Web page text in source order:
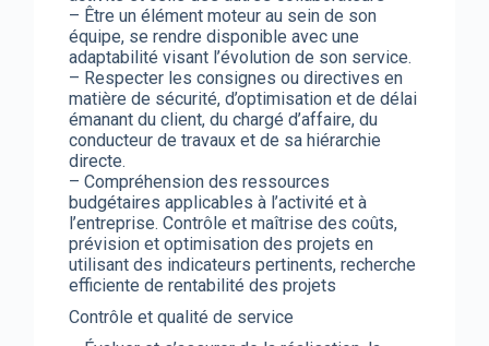
– Être un élément moteur au sein de son
équipe, se rendre disponible avec une
adaptabilité visant l’évolution de son service.
– Respecter les consignes ou directives en
matière de sécurité, d’optimisation et de délai
émanant du client, du chargé d’affaire, du
conducteur de travaux et de sa hiérarchie
directe.
– Compréhension des ressources
budgétaires applicables à l’activité et à
l’entreprise. Contrôle et maîtrise des coûts,
prévision et optimisation des projets en
utilisant des indicateurs pertinents, recherche
efficiente de rentabilité des projets
Contrôle et qualité de service